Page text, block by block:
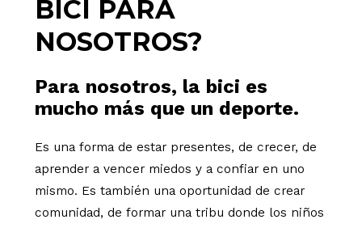
BICI PARA
NOSOTROS?
Para nosotros, la bici es
mucho más que un deporte.
Es una forma de estar presentes, de crecer, de
aprender a vencer miedos y a confiar en uno
mismo. Es también una oportunidad de crear
comunidad, de formar una tribu donde los niños